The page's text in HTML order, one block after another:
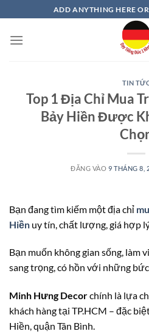
qua
nội
ADD ANYTHING HERE
TIN
Top 1 Địa Chỉ Mua
Bảy Hiền Được
ĐĂNG VÀO 9 THÁNG 8,
Bạn đang tìm kiếm một địa chỉ
Hiền uy tín, chất lượng, giá hợp
Bạn muốn không gian sống, làm
sang trọng, có hồn với những
Minh Hưng Decorchính là lựa
khách hàng tại TP.HCM – đặc
Hiền, quận Tân Bình.